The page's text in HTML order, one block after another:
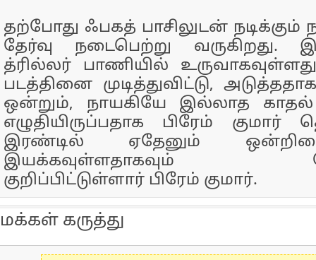
தற்போது ஃபகத் பாசிலுடன் நடிக்கும்
தேர்வு நடைபெற்று வருகிறது.
த்ரில்லர் பாணியில்
படத்தினை முடித்துவிட்டு,
ஒன்றும், நாயகியே இல்லாத
எழுதியிருப்பதாக பிரேம் குமார்
இரண்டில் ஏதேனும்
இயக்கவுள்ளதாகவும்
குறிப்பிட்டுள்ளார் பிரேம் குமார்.
மக்கள் கருத்து